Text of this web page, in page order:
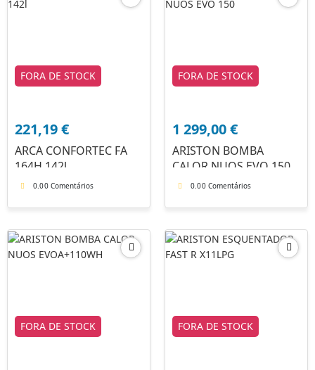
FORA DE STOCK
221,19€
ARCA CONFORTEC FA
164H 142l
0.00 Comentários
FORA DE STOCK
1 299,00€
ARISTON BOMBA
CALOR NUOS EVO 150
0.00 Comentários
FORA DE STOCK FORA DE STOCK